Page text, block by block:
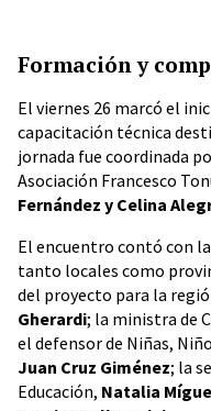
Formación y
El viernes 26 marcó el
capacitación técnica
jornada fue coordinada
Asociación Francesco
Fernández y Celina
El encuentro contó con
tanto locales como
del proyecto para la
Gherardi; la ministra de
el defensor de Niñas,
Juan Cruz Giménez; la
Educación, Natalia